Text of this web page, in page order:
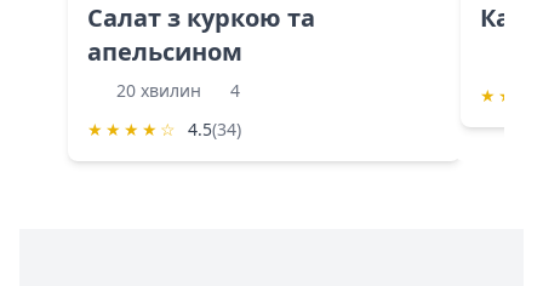
Салат з куркою та
апельсином
20 хвилин
4
★ ★ ★ ★ ☆ 4.5(34)
★ ★